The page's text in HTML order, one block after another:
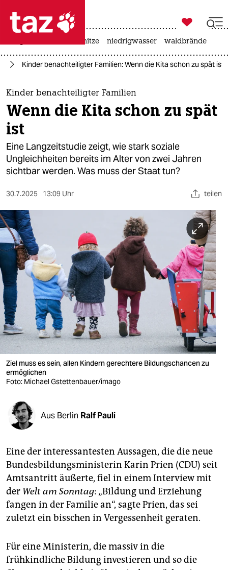
 taz zahl ich
taz zahl ich
themen
politik
öko
gesellschaft
sport
berlin
nord
wahrheit
verlag
verlag
veranstaltungen
shop
fragen & hilfe
unterstützen
abo
epaper login

taz zahl ich
hitze niedrigwasser waldbrände
Kinder benachteiligter Familien: Wenn die Kita schon zu spät ist
Kinder benachteiligter Familien
Wenn die Kita schon zu spät
ist
Eine Langzeitstudie zeigt, wie stark soziale
Ungleichheiten bereits im Alter von zwei Jahren
sichtbar werden. Was muss der Staat tun?
30.7.2025 13:09 Uhr teilen
Ziel muss es sein, allen Kindern gerechtere Bildungschancen zu
ermöglichen
Foto: Michael Gstettenbauer/imago
Aus Berlin Ralf Pauli
Eine der interessantesten Aussagen, die die neue
Bundesbildungsministerin Karin Prien (CDU) seit
Amtsantritt äußerte, fiel in einem Interview mit
der Welt am Sonntag: „Bildung und Erziehung
fangen in der Familie an“, sagte Prien, das sei
zuletzt ein bisschen in Vergessenheit geraten.
Für eine Ministerin, die massiv in die
frühkindliche Bildung investieren und so die